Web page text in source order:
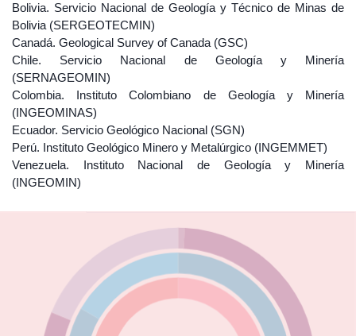
Bolivia. Servicio Nacional de Geología y Técnico de Minas de
Bolivia (SERGEOTECMIN)
Canadá. Geological Survey of Canada (GSC)
Chile. Servicio Nacional de Geología y Minería
(SERNAGEOMIN)
Colombia. Instituto Colombiano de Geología y Minería
(INGEOMINAS)
Ecuador. Servicio Geológico Nacional (SGN)
Perú. Instituto Geológico Minero y Metalúrgico (INGEMMET)
Venezuela. Instituto Nacional de Geología y Minería
(INGEOMIN)